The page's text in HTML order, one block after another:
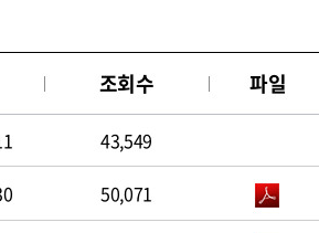
조회수 파일
43,549
50,071